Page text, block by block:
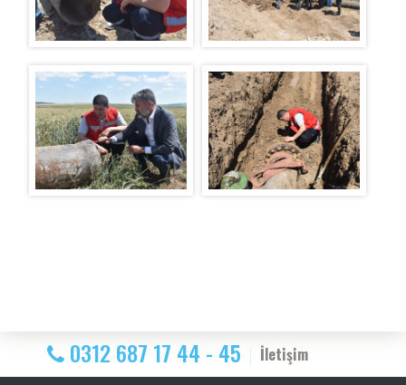
0312 687 17 44 - 45 İletişim